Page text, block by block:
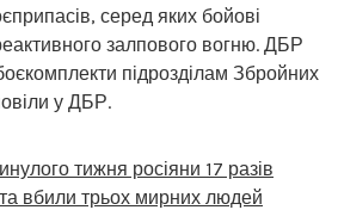
серед яких бойові
залпового вогню. ДБР
підрозділам Збройних
у ДБР.
тижня росіяни 17 разів
вбили трьох мирних людей